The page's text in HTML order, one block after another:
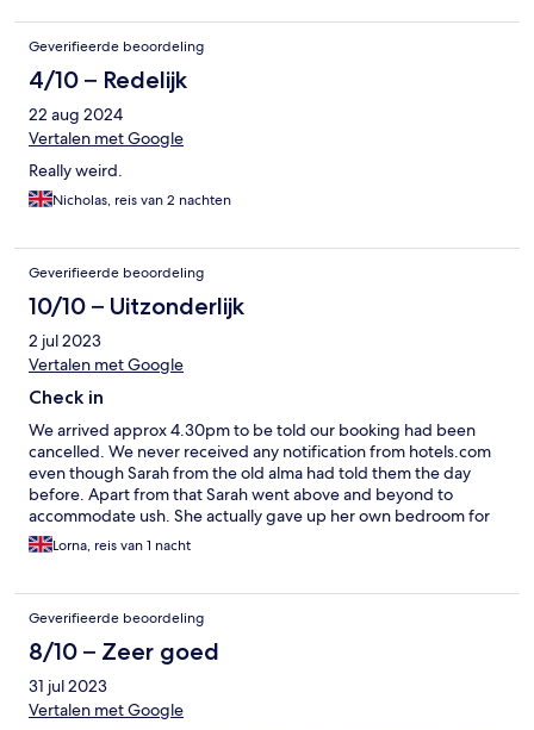
Geverifieerde beoordeling
4/10 – Redelijk
22 aug 2024
Vertalen met Google
Really weird.
Nicholas, reis van 2 nachten
Geverifieerde beoordeling
10/10 – Uitzonderlijk
2 jul 2023
Vertalen met Google
Check in
We arrived approx 4.30pm to be told our booking had been
cancelled. We never received any notification from hotels.com
even though Sarah from the old alma had told them the day
before. Apart from that Sarah went above and beyond to
accommodate ush. She actually gave up her own bedroom for
us. I would recommend this hotel but just make sure you arej
informed of any changes before you leave homej.
Lorna, reis van 1 nacht
Geverifieerde beoordeling
8/10 – Zeer goed
31 jul 2023
Vertalen met Google